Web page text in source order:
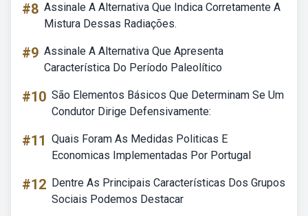
#8 Assinale A Alternativa Que Indica Corretamente A
Mistura Dessas Radiações.
#9 Assinale A Alternativa Que Apresenta
Característica Do Período Paleolítico
#10 São Elementos Básicos Que Determinam Se Um
Condutor Dirige Defensivamente:
#11 Quais Foram As Medidas Politicas E
Economicas Implementadas Por Portugal
#12 Dentre As Principais Características Dos Grupos
Sociais Podemos Destacar